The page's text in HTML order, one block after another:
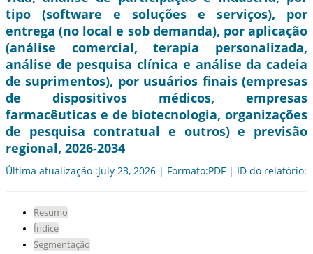
tipo (software e soluções e serviços), por
entrega (no local e sob demanda), por aplicação
(análise comercial, terapia personalizada,
análise de pesquisa clínica e análise da cadeia
de suprimentos), por usuários finais (empresas
de dispositivos médicos, empresas
farmacêuticas e de biotecnologia, organizações
de pesquisa contratual e outros) e previsão
regional, 2026-2034
Última atualização :July 23, 2026 | Formato:PDF | ID do relatório:
Resumo
Índice
Segmentação